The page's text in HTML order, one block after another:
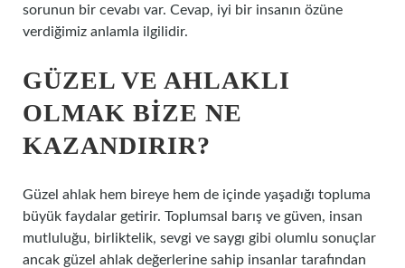
sorunun bir cevabı var. Cevap, iyi bir insanın özüne
verdiğimiz anlamla ilgilidir.
GÜZEL VE AHLAKLI
OLMAK BIZE NE
KAZANDIRIR?
Güzel ahlak hem bireye hem de içinde yaşadığı topluma
büyük faydalar getirir. Toplumsal barış ve güven, insan
mutluluğu, birliktelik, sevgi ve saygı gibi olumlu sonuçlar
ancak güzel ahlak değerlerine sahip insanlar tarafından